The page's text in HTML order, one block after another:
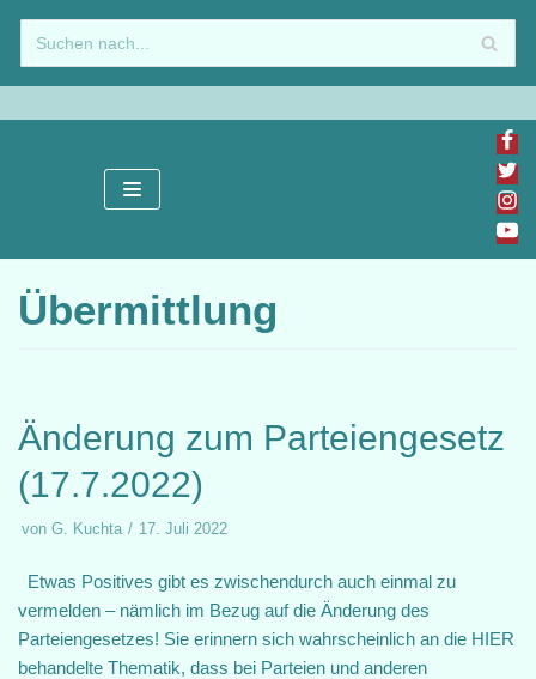
Zum
Inhalt
springen
Übermittlung
Änderung zum Parteiengesetz
(17.7.2022)
von G. Kuchta 17. Juli 2022
Etwas Positives gibt es zwischendurch auch einmal zu
vermelden – nämlich im Bezug auf die Änderung des
Parteiengesetzes! Sie erinnern sich wahrscheinlich an die HIER
behandelte Thematik, dass bei Parteien und anderen